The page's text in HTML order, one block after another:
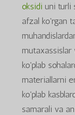
oksidi uni turli
afzal ko'rgan
mutaxassislar
ko'plab
materiallarni
ko'plab
samarali va